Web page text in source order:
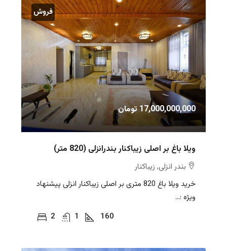
فروش
17,000,000,000 تومان
ویلا باغ بر اصلی زیباکنار بندرانزلی (820 متر)
بندر انزلی, زیباکنار
خرید ویلا باغ 820 متری بر اصلی زیباکنار انزلی پیشنهاد
ویژه :...
2
1 160